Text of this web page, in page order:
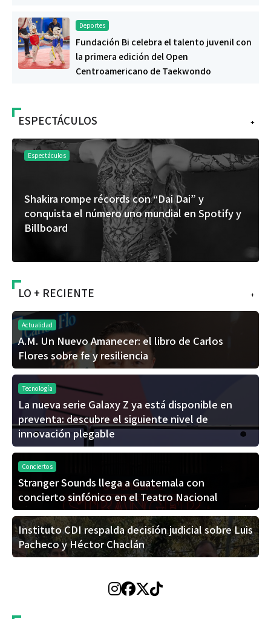
Deportes
Fundación Bi celebra el talento juvenil con
la primera edición del Open
Centroamericano de Taekwondo
+
ESPECTÁCULOS
Espectáculos
“Donde quiera que estés” el primer capítulo
del universo de “FRAGMENTOS” su próximo
álbum de estudio
+
LO + RECIENTE
Actualidad
A.M. Un Nuevo Amanecer: el libro de Carlos
Flores sobre fe y resiliencia
Tecnología
La nueva serie Galaxy Z ya está disponible en
preventa: descubre el siguiente nivel de
innovación plegable
Conciertos
Stranger Sounds llega a Guatemala con
concierto sinfónico en el Teatro Nacional
Instituto CDI respalda decisión judicial sobre Luis
Pacheco y Héctor Chaclán